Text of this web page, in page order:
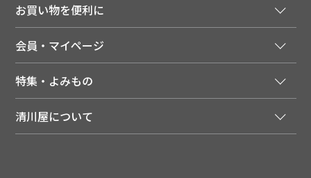
ご利用ガイド
領収書について
送料について
配達日について
返品について
お買い物を便利に
季節のカタログを無料でお届け
店舗・ECポイント共通アプリ
LINEお友だち登録
会員・マイページ
会員特典について
注文履歴
特集・よみもの
メディア掲載商品
清川屋について